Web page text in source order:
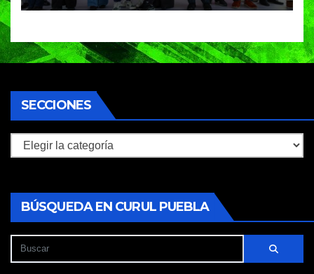
SECCIONES
Secciones
BÚSQUEDA EN CURUL PUEBLA